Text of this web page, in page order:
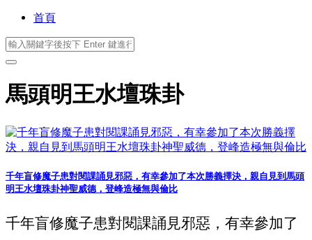
首頁
馬頭明王水壇珠卦
千年盲修魔子患對閱課誦見邪惡，有幸參加了本次勝義擇決，親自見到馬頭
明王水壇珠卦神聖威德，登峰造極無與倫比
千年盲修魔子患對閱課誦見邪惡，有幸參加了